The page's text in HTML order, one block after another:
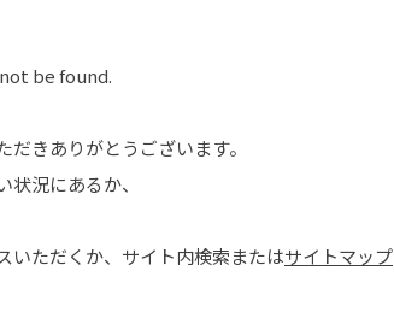
be found.
きありがとうございます。
況にあるか、
いただくか、サイト内検索またはサイトマップ